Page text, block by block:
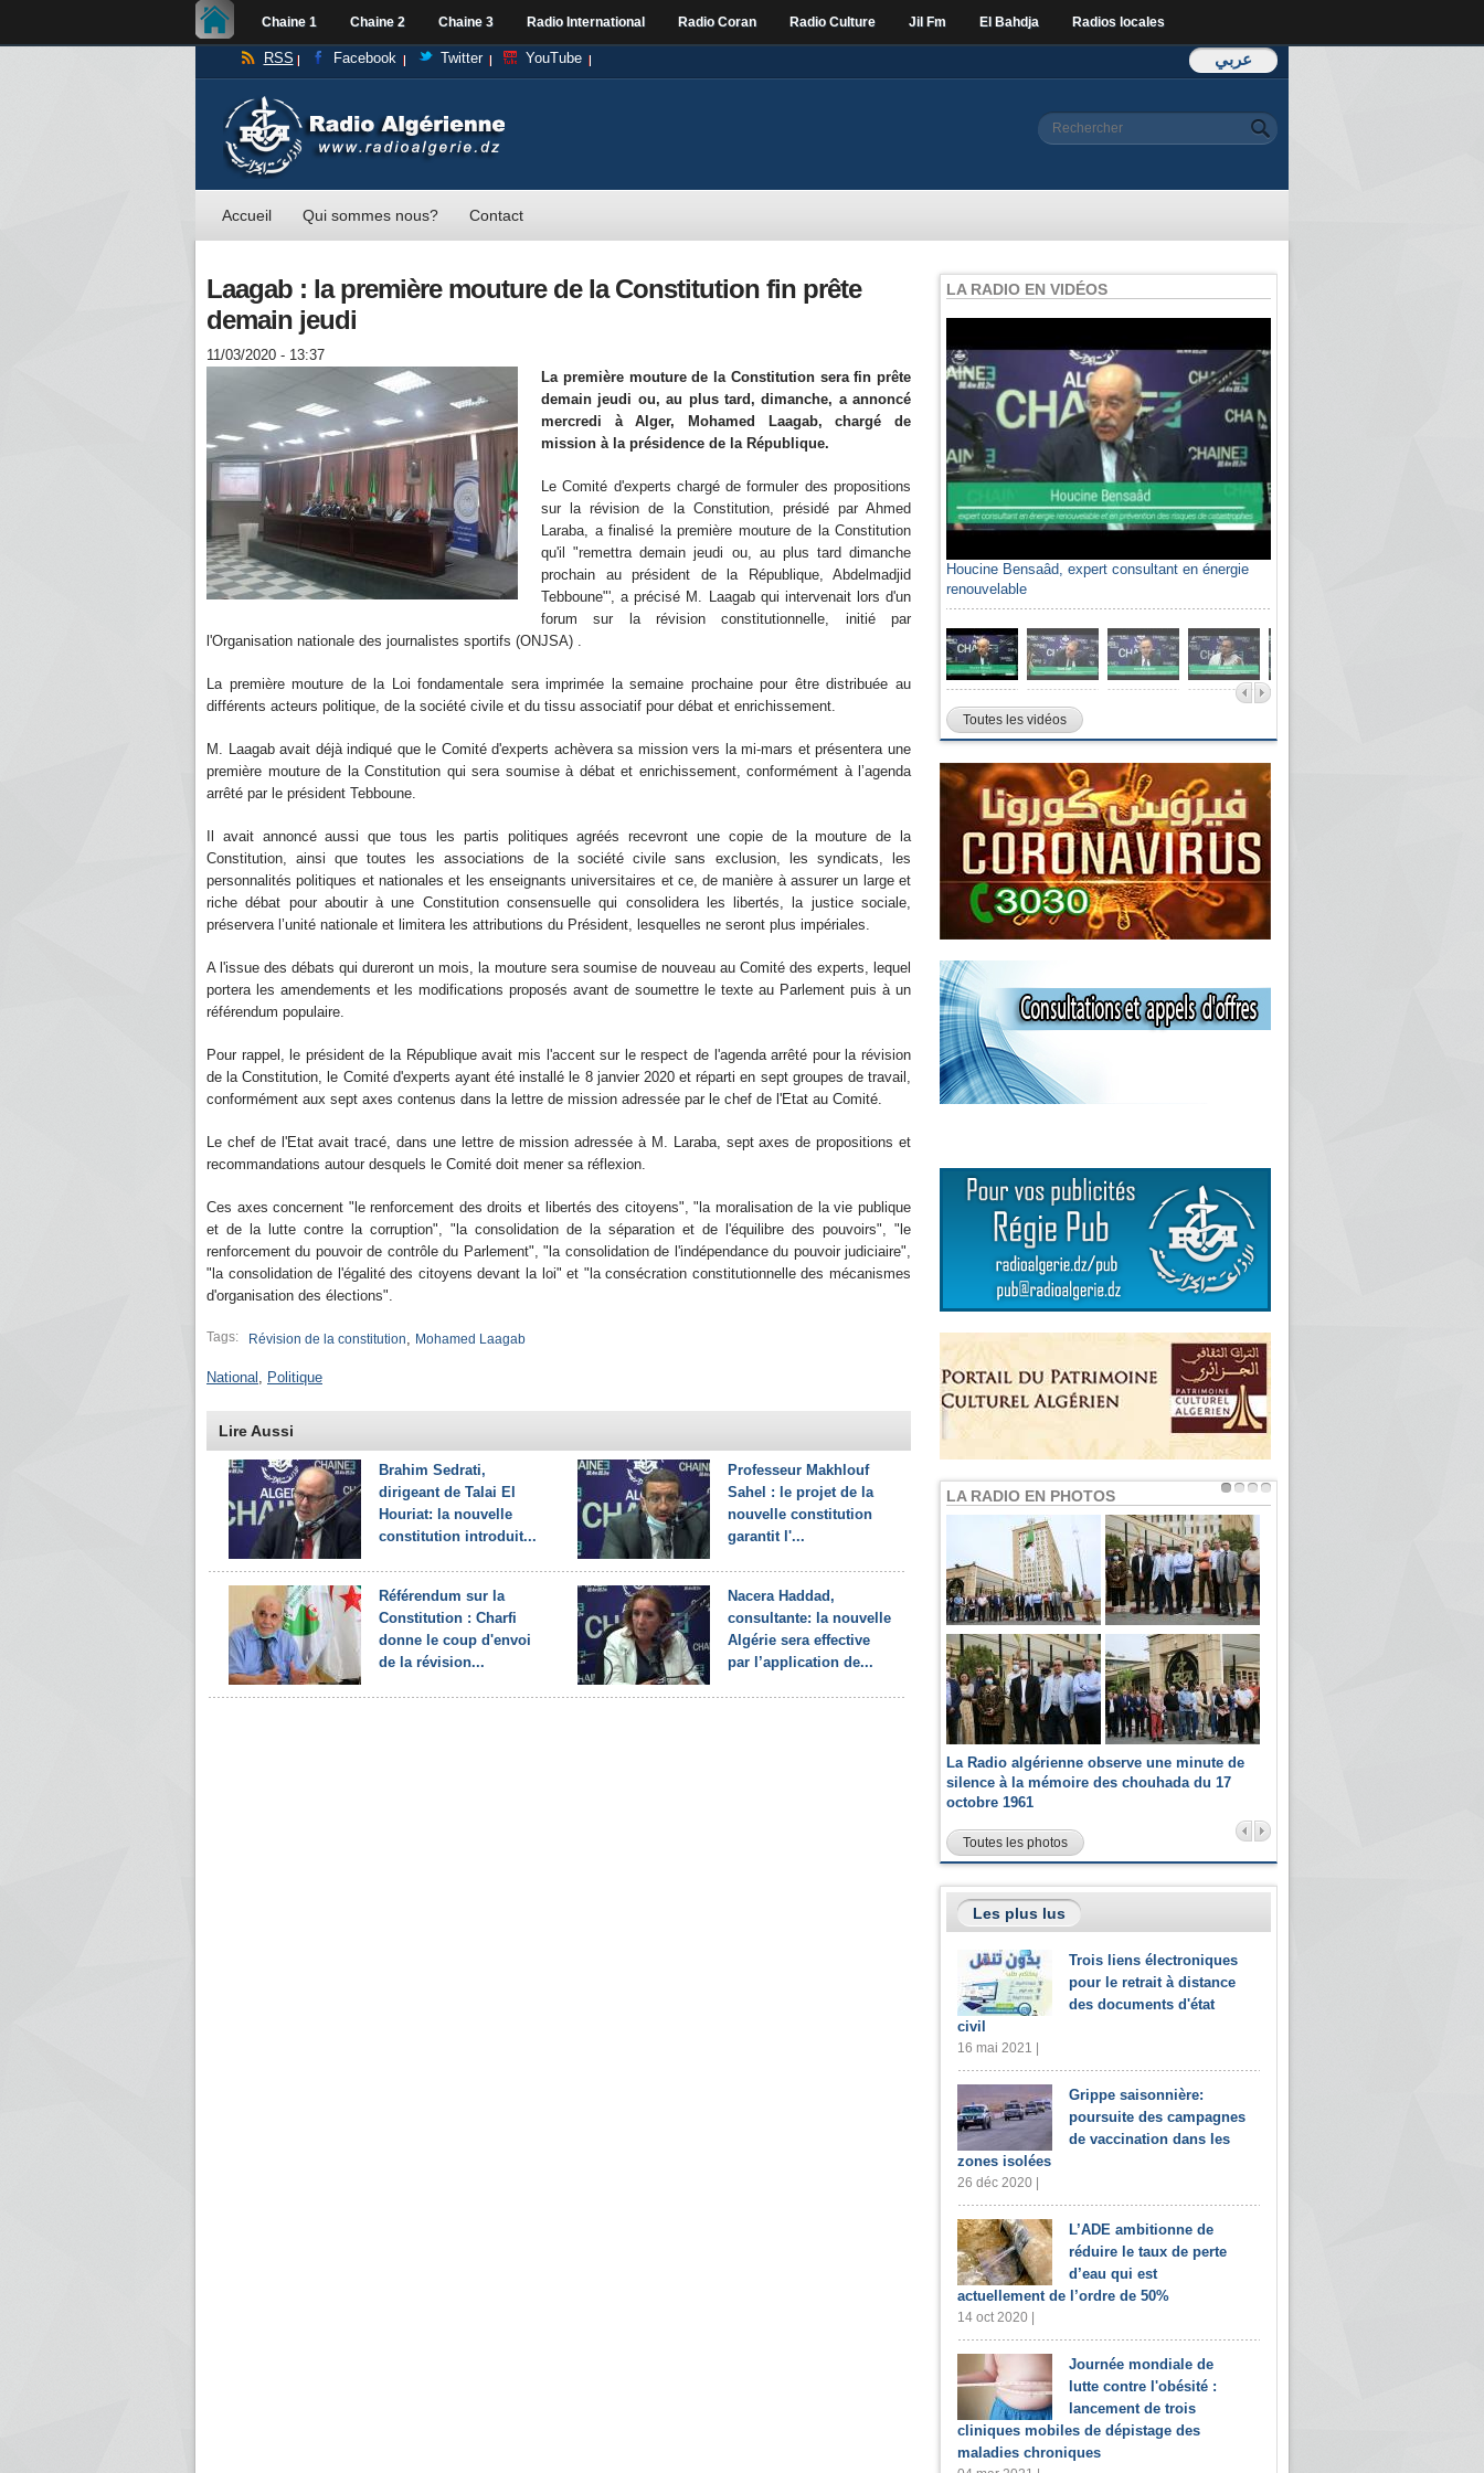
Chaine 1 Chaine 2 Chaine 3 Radio International Radio Coran Radio Culture Jil Fm El Bahdja Radios locales
عربي RSS Facebook Twitter YouTube
Formulaire de
Rechercher
Accueil Qui sommes nous? Contact
Laagab : la première mouture de la Constitution fin prête
demain jeudi
11/03/2020 - 13:37
La première mouture de la Constitution sera fin prête
demain jeudi ou, au plus tard, dimanche, a annoncé
mercredi à Alger, Mohamed Laagab, chargé de
mission à la présidence de la République.
Le Comité d'experts chargé de formuler des propositions
sur la révision de la Constitution, présidé par Ahmed
Laraba, a finalisé la première mouture de la Constitution
qu'il "remettra demain jeudi ou, au plus tard dimanche
prochain au président de la République, Abdelmadjid
Tebboune"', a précisé M. Laagab qui intervenait lors d'un
forum sur la révision constitutionnelle, initié par
l'Organisation nationale des journalistes sportifs (ONJSA) .
La première mouture de la Loi fondamentale sera imprimée la semaine prochaine pour être distribuée au
différents acteurs politique, de la société civile et du tissu associatif pour débat et enrichissement.
M. Laagab avait déjà indiqué que le Comité d'experts achèvera sa mission vers la mi-mars et présentera une
première mouture de la Constitution qui sera soumise à débat et enrichissement, conformément à l’agenda
arrêté par le président Tebboune.
Il avait annoncé aussi que tous les partis politiques agréés recevront une copie de la mouture de la
Constitution, ainsi que toutes les associations de la société civile sans exclusion, les syndicats, les
personnalités politiques et nationales et les enseignants universitaires et ce, de manière à assurer un large et
riche débat pour aboutir à une Constitution consensuelle qui consolidera les libertés, la justice sociale,
préservera l’unité nationale et limitera les attributions du Président, lesquelles ne seront plus impériales.
A l'issue des débats qui dureront un mois, la mouture sera soumise de nouveau au Comité des experts, lequel
portera les amendements et les modifications proposés avant de soumettre le texte au Parlement puis à un
référendum populaire.
Pour rappel, le président de la République avait mis l'accent sur le respect de l'agenda arrêté pour la révision
de la Constitution, le Comité d'experts ayant été installé le 8 janvier 2020 et réparti en sept groupes de travail,
conformément aux sept axes contenus dans la lettre de mission adressée par le chef de l'Etat au Comité.
Le chef de l'Etat avait tracé, dans une lettre de mission adressée à M. Laraba, sept axes de propositions et
recommandations autour desquels le Comité doit mener sa réflexion.
Ces axes concernent "le renforcement des droits et libertés des citoyens", "la moralisation de la vie publique
et de la lutte contre la corruption", "la consolidation de la séparation et de l'équilibre des pouvoirs", "le
renforcement du pouvoir de contrôle du Parlement", "la consolidation de l'indépendance du pouvoir judiciaire",
"la consolidation de l'égalité des citoyens devant la loi" et "la consécration constitutionnelle des mécanismes
d'organisation des élections".
Tags: Révision de la constitution, Mohamed Laagab
National , Politique
Lire Aussi
Brahim Sedrati,
dirigeant de Talai El
Houriat: la nouvelle
constitution introduit...
Professeur Makhlouf
Sahel : le projet de la
nouvelle constitution
garantit l'...
Référendum sur la
Constitution : Charfi
donne le coup d'envoi
de la révision...
Nacera Haddad,
consultante: la nouvelle
Algérie sera effective
par l’application de...
LA RADIO EN VIDÉOS
Houcine Bensaâd, expert consultant en énergie
renouvelable
Toutes les vidéos
LA RADIO EN PHOTOS
La Radio algérienne observe une minute de
silence à la mémoire des chouhada du 17
octobre 1961
Toutes les photos
Les plus lus
Trois liens électroniques
pour le retrait à distance
des documents d'état
civil
16 mai 2021 |
Grippe saisonnière:
poursuite des campagnes
de vaccination dans les
zones isolées
26 déc 2020 |
L’ADE ambitionne de
réduire le taux de perte
d’eau qui est
actuellement de l’ordre de 50%
14 oct 2020 |
Journée mondiale de
lutte contre l'obésité :
lancement de trois
cliniques mobiles de dépistage des
maladies chroniques